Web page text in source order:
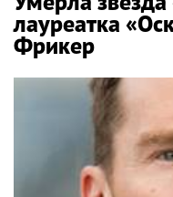
лауреатка
Фрикер